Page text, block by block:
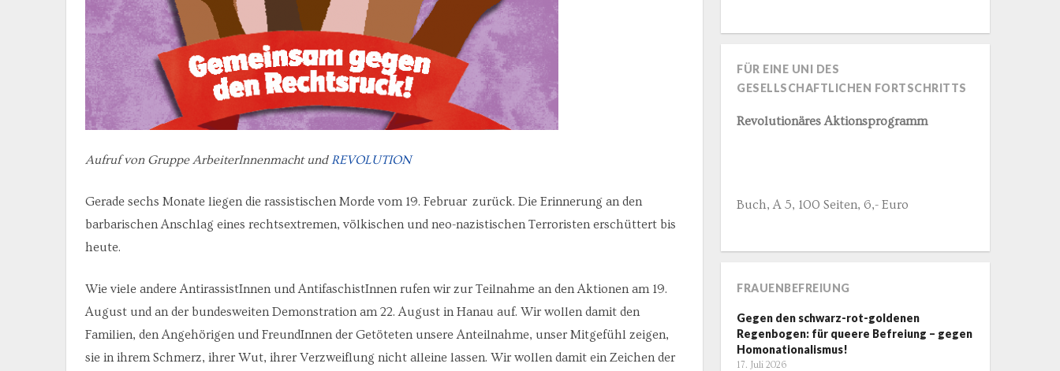
Aufruf von Gruppe ArbeiterInnenmacht und REVOLUTION
Gerade sechs Monate liegen die rassistischen Morde vom 19. Februar zurück. Die Erinnerung an den
barbarischen Anschlag eines rechtsextremen, völkischen und neo-nazistischen Terroristen erschüttert bis
heute.
Wie viele andere AntirassistInnen und AntifaschistInnen rufen wir zur Teilnahme an den Aktionen am 19.
August und an der bundesweiten Demonstration am 22. August in Hanau auf. Wir wollen damit den
Familien, den Angehörigen und FreundInnen der Getöteten unsere Anteilnahme, unser Mitgefühl zeigen,
sie in ihrem Schmerz, ihrer Wut, ihrer Verzweiflung nicht alleine lassen. Wir wollen damit ein Zeichen der
FÜR EINE UNI DES
GESELLSCHAFTLICHEN FORTSCHRITTS
Revolutionäres Aktionsprogramm
Buch, A 5, 100 Seiten, 6,- Euro
FRAUENBEFREIUNG
Gegen den schwarz-rot-goldenen
Regenbogen: für queere Befreiung – gegen
Homonationalismus!
17. Juli 2026